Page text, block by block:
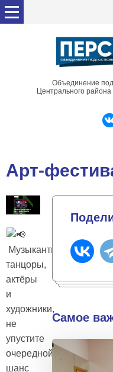
Объединение
Центрального
Арт-
Музыканты,
танцоры,
актёры
и
художники,
не
упустите
очередной
шанс
Самое